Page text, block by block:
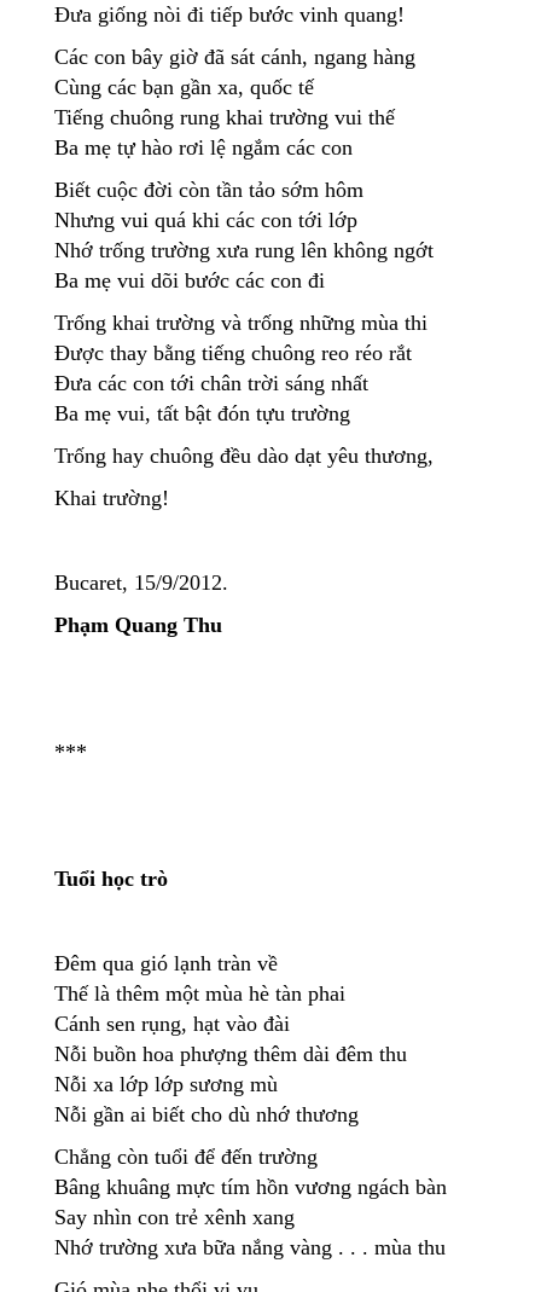
Đưa giống nòi đi tiếp bước vinh quang!
Các con bây giờ đã sát cánh, ngang hàng
Cùng các bạn gần xa, quốc tế
Tiếng chuông rung khai trường vui thế
Ba mẹ tự hào rơi lệ ngắm các con
Biết cuộc đời còn tần tảo sớm hôm
Nhưng vui quá khi các con tới lớp
Nhớ trống trường xưa rung lên không ngớt
Ba mẹ vui dõi bước các con đi
Trống khai trường và trống những mùa thi
Được thay bằng tiếng chuông reo réo rắt
Đưa các con tới chân trời sáng nhất
Ba mẹ vui, tất bật đón tựu trường
Trống hay chuông đều dào dạt yêu thương,
Khai trường!
Bucaret, 15/9/2012.
Phạm Quang Thu
***
Tuổi học trò
Đêm qua gió lạnh tràn về
Thế là thêm một mùa hè tàn phai
Cánh sen rụng, hạt vào đài
Nỗi buồn hoa phượng thêm dài đêm thu
Nỗi xa lớp lớp sương mù
Nỗi gần ai biết cho dù nhớ thương
Chẳng còn tuổi để đến trường
Bâng khuâng mực tím hồn vương ngách bàn
Say nhìn con trẻ xênh xang
Nhớ trường xưa bữa nắng vàng . . . mùa thu